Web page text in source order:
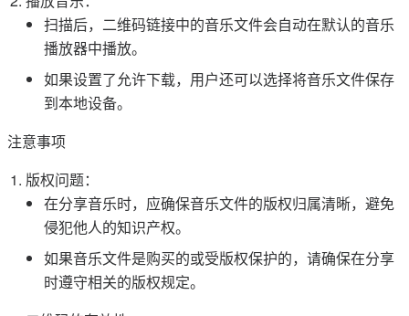
扫描后，二维码链接中的音乐文件会自动在默认的音乐
播放器中播放。
如果设置了允许下载，用户还可以选择将音乐文件保存
到本地设备。
注意事项
版权问题：
在分享音乐时，应确保音乐文件的版权归属清晰，避免
侵犯他人的知识产权。
如果音乐文件是购买的或受版权保护的，请确保在分享
时遵守相关的版权规定。